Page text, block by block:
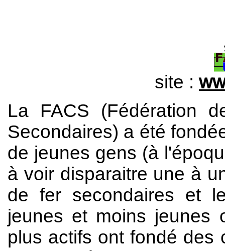
site :
La FACS (Fédération
Secondaires) a été
de jeunes gens (à
à voir disparaitre une à
de fer secondaires et
jeunes et moins jeunes
plus actifs ont fondé des